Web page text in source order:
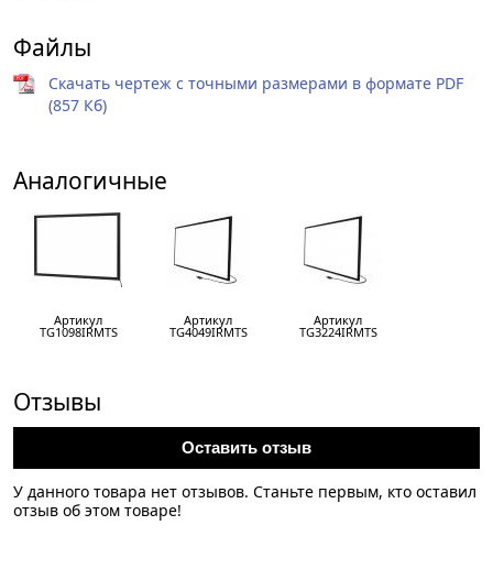
Файлы
Скачать чертеж с точными размерами в формате PDF
(857 Кб)
Аналогичные
Артикул
TG1098IRMTS
Артикул
TG4049IRMTS
Артикул
TG3224IRMTS
Отзывы
Оставить отзыв
У данного товара нет отзывов. Станьте первым, кто оставил
отзыв об этом товаре!